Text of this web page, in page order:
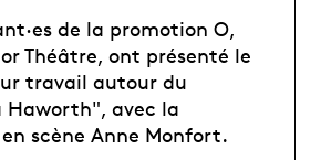
de la promotion O,
Théâtre, ont présenté le
travail autour du
Haworth", avec la
scène Anne Monfort.